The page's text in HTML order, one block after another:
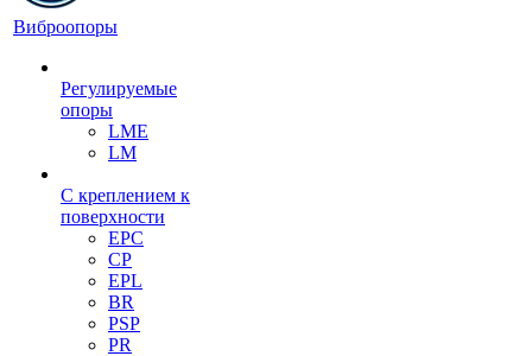
Виброопоры
Регулируемые
опоры
LME
LM
С креплением к
поверхности
EPC
CP
EPL
BR
PSP
PR